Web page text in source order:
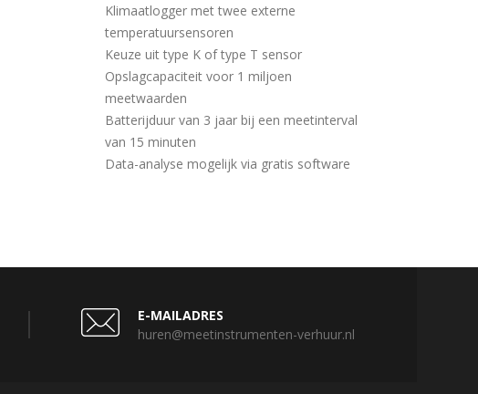
Klimaatlogger met twee externe
temperatuursensoren
Keuze uit type K of type T sensor
Opslagcapaciteit voor 1 miljoen
meetwaarden
Batterijduur van 3 jaar bij een meetinterval
van 15 minuten
Data-analyse mogelijk via gratis software
E-MAILADRES
huren@meetinstrumenten-verhuur.nl